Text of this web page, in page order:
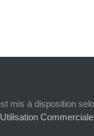
mis à disposition